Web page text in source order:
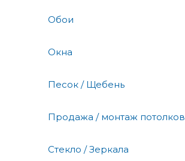
Обои
Окна
Песок / Щебень
Продажа / монтаж потолков
Стекло / Зеркала